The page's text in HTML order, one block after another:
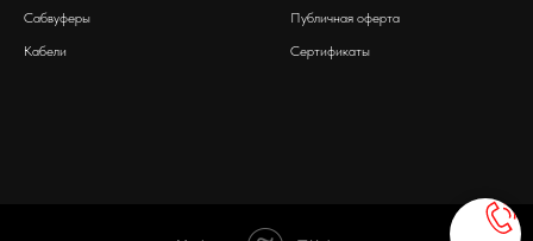
Сабвуферы
Кабели
Публичная оферта
Сертификаты